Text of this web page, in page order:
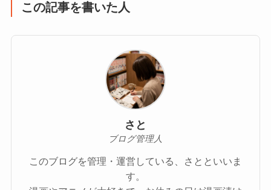
この記事を書いた人
さと
ブログ管理人
このブログを管理・運営している、さとといいま
す。